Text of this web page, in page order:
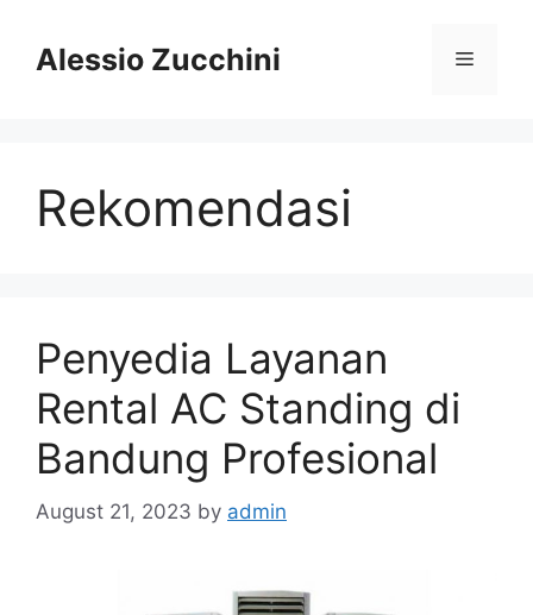
contentAlessio Zucchini Menu
Rekomendasi
Penyedia Layanan
Rental AC Standing di
Bandung Profesional
August 21, 2023 by admin